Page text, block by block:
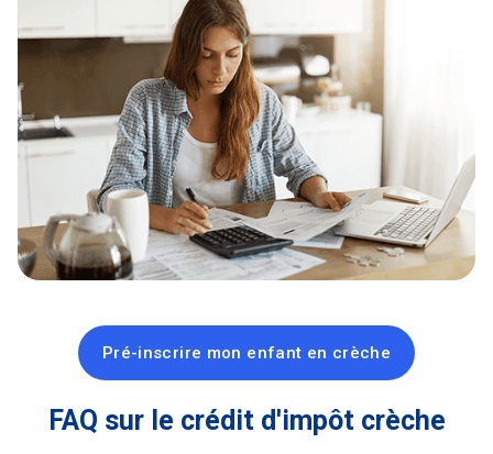
Pré-inscrire mon enfant en crèche
FAQ sur le crédit d'impôt crèche